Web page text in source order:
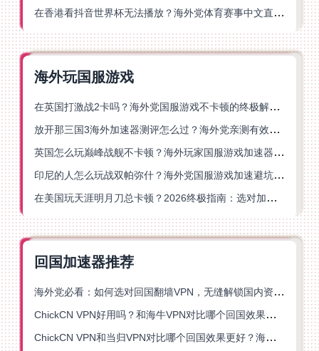
在香港看抖音世界杯无法播放？海外党体育赛事中文直播终极指南
海外玩国服游戏
在英国打激战2卡吗？海外党国服游戏不卡顿的终极解决方案
放开那三国3海外加速器测评怎么过？海外党亲测有效的国服游戏加速指南
英国怎么玩巅峰战舰不卡顿？海外玩家国服游戏加速器终极指南
印尼的人怎么玩战双帕弥什？海外党国服游戏加速避坑指南
在美国玩天涯明月刀总卡顿？2026终极指南：选对加速器让你丝滑连招
回国加速器推荐
海外党必看：如何选对回国翻墙VPN，无缝解锁国内资源？
ChickCN VPN好用吗？和海牛VPN对比哪个回国效果更好？
ChickCN VPN和当归VPN对比哪个回国效果更好？海外党亲测后选了它